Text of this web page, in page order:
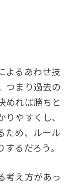
よるあわせ技
つまり過去の
めれば勝ちと
やすくし、
ため、ルール
るだろう。
考え方があっ